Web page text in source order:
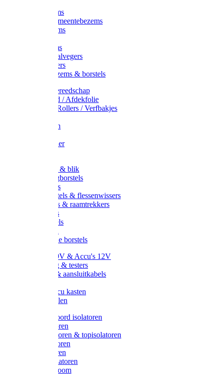
Straatbezems
Stads- / Gemeentebezems
Terrasbezems
Gootbezems
Kamer-/Zaalvegers
Vloertrekkers
Onkruidbezems & borstels
Schildersgereedschap
Afplakband / Afdekfolie
Kwasten / Rollers / Verfbakjes
Afdekfoliën
Schuurpapier
Handveger & blik
Voetenveegborstels
Handvegers
Afwasborstels & flessenwissers
Wasborstels & raamtrekkers
Tonborstels
Werkborstels
Hygienische borstels
Batterijen 9V & Accu's 12V
Beveiliging & testers
Kabelsets & aansluitkabels
Metalen accu kasten
Zonnepanelen
Draad & koord isolatoren
Ringisolatoren
Extra isolatoren & topisolatoren
Hoekisolatoren
Lintisolatoren
Afstandisolatoren
Isolatorenboom